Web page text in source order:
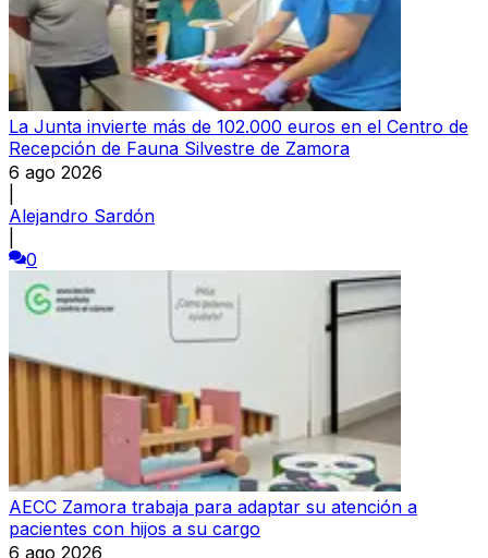
La Junta invierte más de 102.000 euros en el Centro de
Recepción de Fauna Silvestre de Zamora
6 ago 2026
Alejandro Sardón
0
AECC Zamora trabaja para adaptar su atención a
pacientes con hijos a su cargo
6 ago 2026